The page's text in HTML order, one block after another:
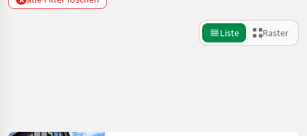
Liste Raster